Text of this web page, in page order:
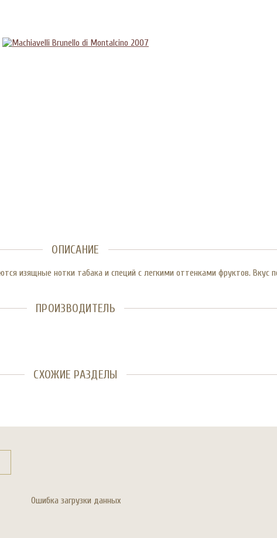
ОПИСАНИЕ
изящные нотки табака и специй с легкими оттенками фруктов. Вкус
ПРОИЗВОДИТЕЛЬ
СХОЖИЕ РАЗДЕЛЫ
Ошибка загрузки данных